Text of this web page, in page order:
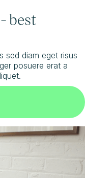
best
sed diam eget risus
posuere erat a